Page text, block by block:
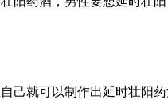
己就可以制作出延时壮阳